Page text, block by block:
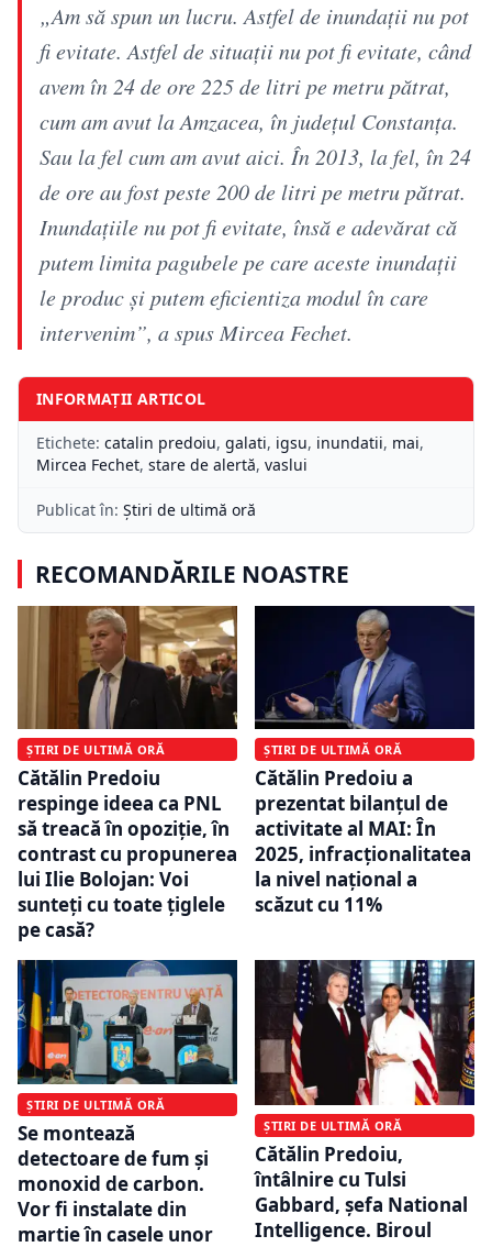
„Am să spun un lucru. Astfel de inundații nu pot
fi evitate. Astfel de situații nu pot fi evitate, când
avem în 24 de ore 225 de litri pe metru pătrat,
cum am avut la Amzacea, în județul Constanța.
Sau la fel cum am avut aici. În 2013, la fel, în 24
de ore au fost peste 200 de litri pe metru pătrat.
Inundațiile nu pot fi evitate, însă e adevărat că
putem limita pagubele pe care aceste inundații
le produc și putem eficientiza modul în care
intervenim”, a spus Mircea Fechet.
INFORMAȚII ARTICOL
Etichete: catalin predoiu, galati, igsu, inundatii, mai,
Mircea Fechet, stare de alertă, vaslui
Publicat în: Știri de ultimă oră
RECOMANDĂRILE NOASTRE
ȘTIRI DE ULTIMĂ ORĂ
Cătălin Predoiu
respinge ideea ca PNL
să treacă în opoziție, în
contrast cu propunerea
lui Ilie Bolojan: Voi
sunteți cu toate țiglele
pe casă?
ȘTIRI DE ULTIMĂ ORĂ
Cătălin Predoiu a
prezentat bilanțul de
activitate al MAI: În
2025, infracționalitatea
la nivel național a
scăzut cu 11%
ȘTIRI DE ULTIMĂ ORĂ
Se montează
detectoare de fum și
monoxid de carbon.
Vor fi instalate din
martie în casele unor
ȘTIRI DE ULTIMĂ ORĂ
Cătălin Predoiu,
întâlnire cu Tulsi
Gabbard, șefa National
Intelligence. Biroul